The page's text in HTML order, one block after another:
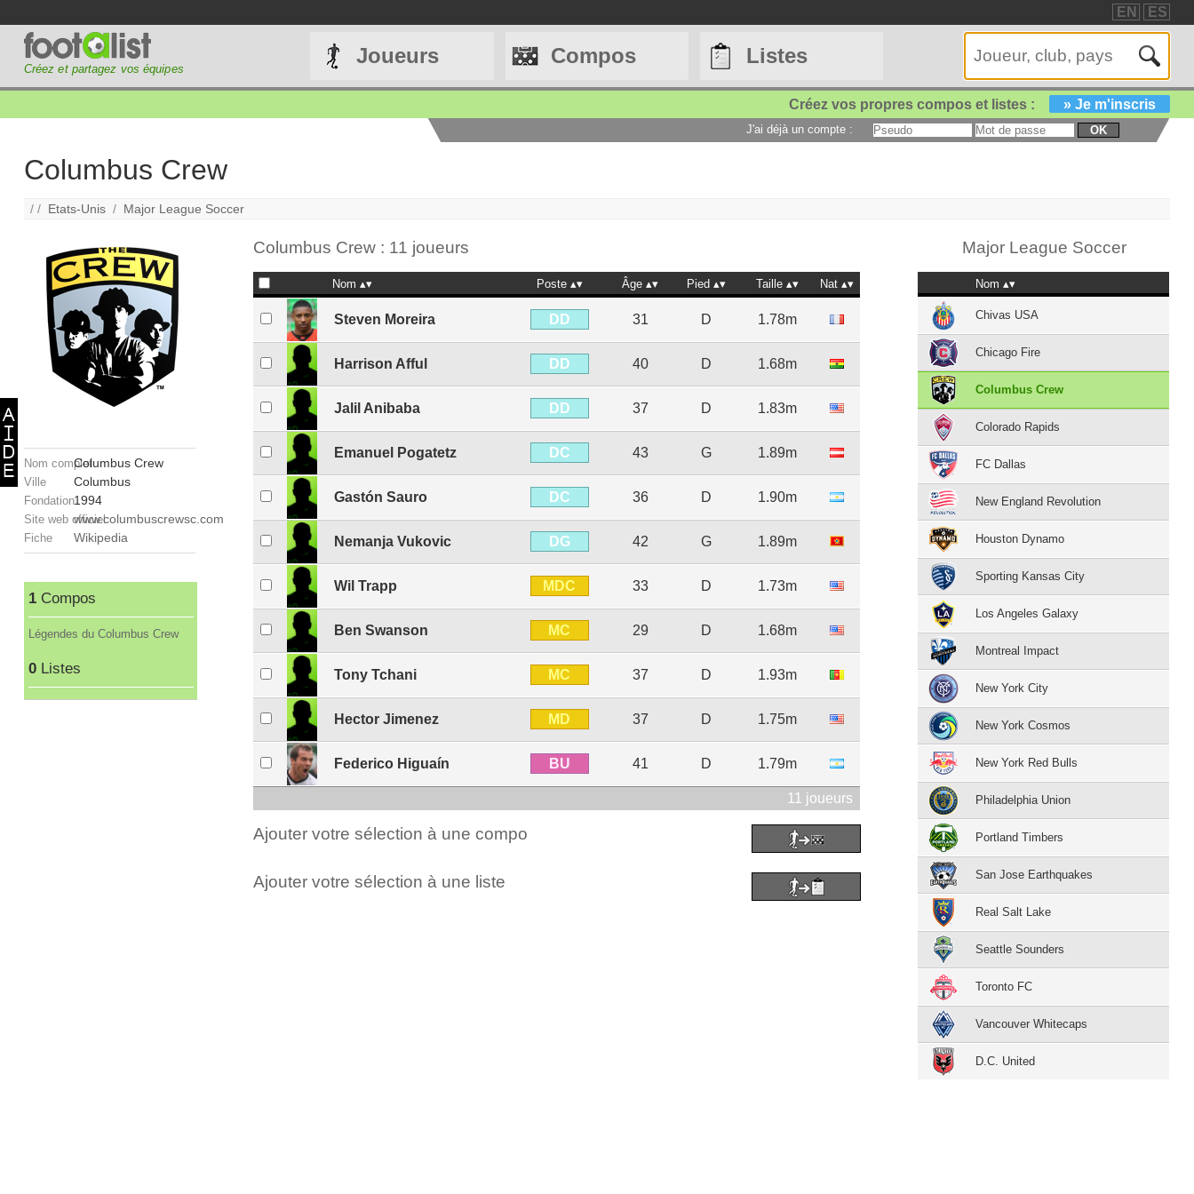
EN ES
Créez et partagez vos équipes
Joueurs Compos Listes
Créez vos propres compos et listes : » Je m'inscris
J'ai déjà un compte : OK
Columbus Crew
/ / Etats-Unis / Major League Soccer
Nom completColumbus Crew
Ville Columbus
Fondation1994
Site web officielwww.columbuscrewsc.com
Fiche Wikipedia
1Compos
Légendes du Columbus Crew
0Listes
Columbus Crew : 11 joueurs
Nom Poste Âge Pied Taille Nat
Steven Moreira DD 31 D 1.78m
Harrison Afful DD 40 D 1.68m
Jalil Anibaba DD 37 D 1.83m
Emanuel Pogatetz DC 43 G 1.89m
Gastón Sauro DC 36 D 1.90m
Nemanja Vukovic DG 42 G 1.89m
Wil Trapp MDC 33 D 1.73m
Ben Swanson MC 29 D 1.68m
Tony Tchani MC 37 D 1.93m
Hector Jimenez MD 37 D 1.75m
Federico Higuaín BU 41 D 1.79m
11 joueurs
Ajouter votre sélection à une compo
Ajouter votre sélection à une liste
Major League Soccer
Nom
Chivas USA
Chicago Fire
Columbus Crew
Colorado Rapids
FC Dallas
New England Revolution
Houston Dynamo
Sporting Kansas City
Los Angeles Galaxy
Montreal Impact
New York City
New York Cosmos
New York Red Bulls
Philadelphia Union
Portland Timbers
San Jose Earthquakes
Real Salt Lake
Seattle Sounders
Toronto FC
Vancouver Whitecaps
D.C. United